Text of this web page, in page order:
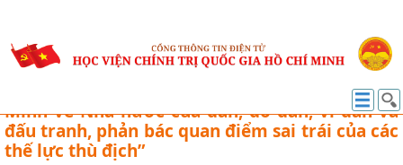
NGHIÊN CỨU KHOA HỌC
Hội thảo khoa học “Bảo vệ tư tưởng Hồ Chí
Minh về Nhà nước của dân, do dân, vì dân và
đấu tranh, phản bác quan điểm sai trái của các
thế lực thù địch”